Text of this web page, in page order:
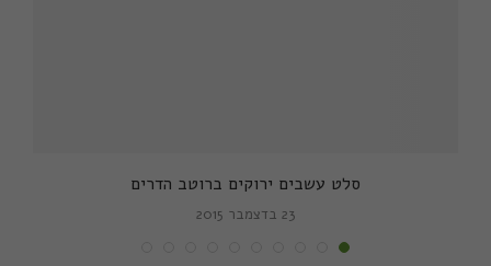
סלט עשבים ירוקים ברוטב הדרים
23 בדצמבר 2015